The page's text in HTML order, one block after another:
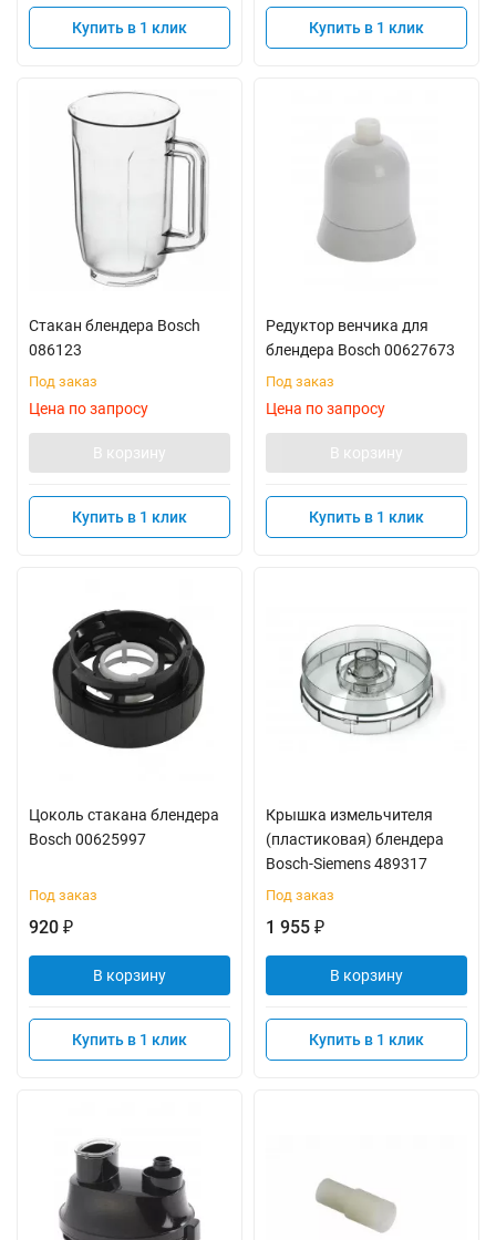
Купить в 1 клик Купить в 1 клик
Стакан блендера Bosch
086123
Под заказ
Цена по запросу
В корзину
Купить в 1 клик
Редуктор венчика для
блендера Bosch 00627673
Под заказ
Цена по запросу
В корзину
Купить в 1 клик
Цоколь стакана блендера
Bosch 00625997
Под заказ
920 ₽
В корзину
Купить в 1 клик
Крышка измельчителя
(пластиковая) блендера
Bosch-Siemens 489317
Под заказ
1 955 ₽
В корзину
Купить в 1 клик